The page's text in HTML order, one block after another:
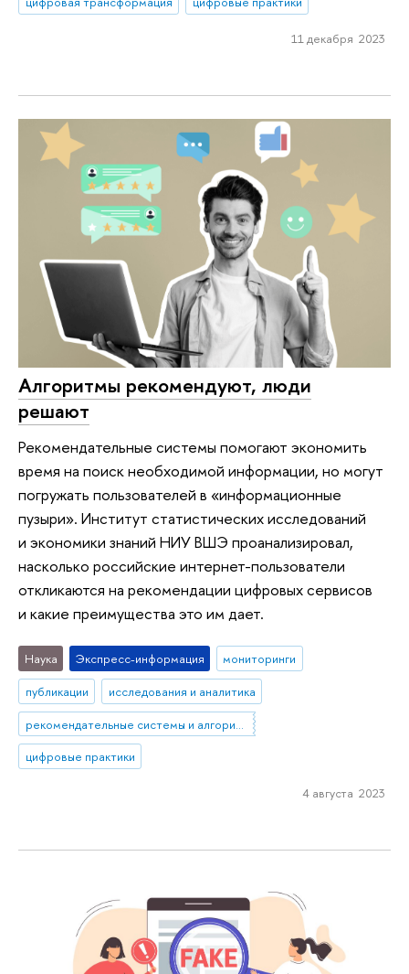
11 декабря 2023
Алгоритмы рекомендуют, люди
решают
Рекомендательные системы помогают экономить
время на поиск необходимой информации, но могут
погружать пользователей в «информационные
пузыри». Институт статистических исследований
и экономики знаний НИУ ВШЭ проанализировал,
насколько российские интернет-пользователи
откликаются на рекомендации цифровых сервисов
и какие преимущества это им дает.
Наука Экспресс-информация
мониторинги
публикации
исследования и аналитика
цифровые практики
4 августа 2023